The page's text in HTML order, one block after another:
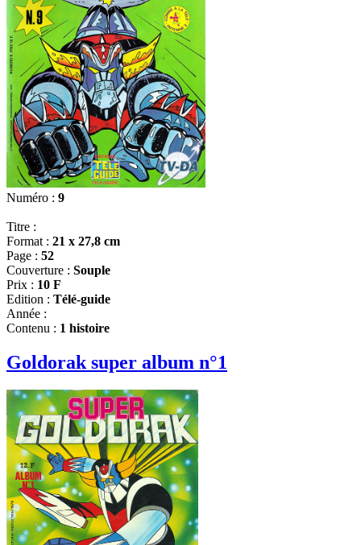
Numéro : 9
Titre :
Format : 21 x 27,8 cm
Page : 52
Couverture : Souple
Prix : 10 F
Edition : Télé-guide
Année :
Contenu : 1 histoire
Goldorak super album n°1